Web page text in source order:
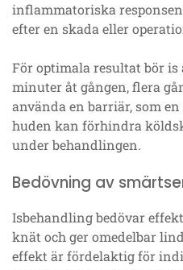
inflammatoriska
efter en skada eller
För optimala resultat bör is
minuter åt gången, flera
använda en barriär, som
huden kan förhindra
under behandlingen.
Bedövning av
Isbehandling bedövar
knät och ger omedelbar
effekt är fördelaktig för